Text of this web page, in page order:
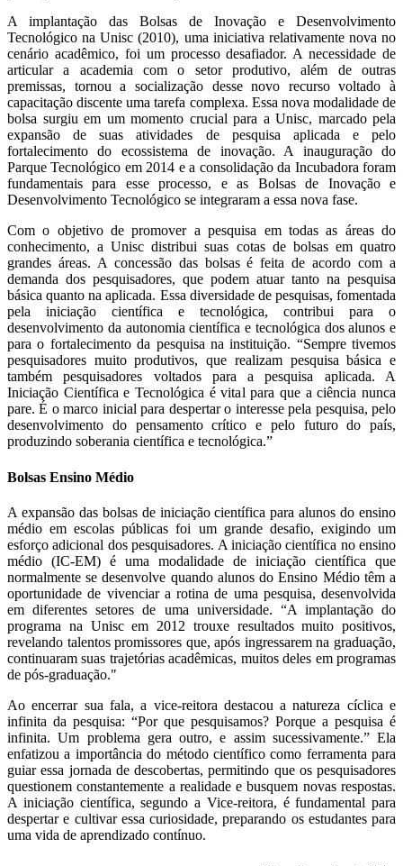
A implantação das Bolsas de Inovação e Desenvolvimento
Tecnológico na Unisc (2010), uma iniciativa relativamente nova no
cenário acadêmico, foi um processo desafiador. A necessidade de
articular a academia com o setor produtivo, além de outras
premissas, tornou a socialização desse novo recurso voltado à
capacitação discente uma tarefa complexa. Essa nova modalidade de
bolsa surgiu em um momento crucial para a Unisc, marcado pela
expansão de suas atividades de pesquisa aplicada e pelo
fortalecimento do ecossistema de inovação. A inauguração do
Parque Tecnológico em 2014 e a consolidação da Incubadora foram
fundamentais para esse processo, e as Bolsas de Inovação e
Desenvolvimento Tecnológico se integraram a essa nova fase.
Com o objetivo de promover a pesquisa em todas as áreas do
conhecimento, a Unisc distribui suas cotas de bolsas em quatro
grandes áreas. A concessão das bolsas é feita de acordo com a
demanda dos pesquisadores, que podem atuar tanto na pesquisa
básica quanto na aplicada. Essa diversidade de pesquisas, fomentada
pela iniciação científica e tecnológica, contribui para o
desenvolvimento da autonomia científica e tecnológica dos alunos e
para o fortalecimento da pesquisa na instituição. “Sempre tivemos
pesquisadores muito produtivos, que realizam pesquisa básica e
também pesquisadores voltados para a pesquisa aplicada. A
Iniciação Científica e Tecnológica é vital para que a ciência nunca
pare. É o marco inicial para despertar o interesse pela pesquisa, pelo
desenvolvimento do pensamento crítico e pelo futuro do país,
produzindo soberania científica e tecnológica.”
Bolsas Ensino Médio
A expansão das bolsas de iniciação científica para alunos do ensino
médio em escolas públicas foi um grande desafio, exigindo um
esforço adicional dos pesquisadores. A iniciação científica no ensino
médio (IC-EM) é uma modalidade de iniciação científica que
normalmente se desenvolve quando alunos do Ensino Médio têm a
oportunidade de vivenciar a rotina de uma pesquisa, desenvolvida
em diferentes setores de uma universidade. “A implantação do
programa na Unisc em 2012 trouxe resultados muito positivos,
revelando talentos promissores que, após ingressarem na graduação,
continuaram suas trajetórias acadêmicas, muitos deles em programas
de pós-graduação."
Ao encerrar sua fala, a vice-reitora destacou a natureza cíclica e
infinita da pesquisa: “Por que pesquisamos? Porque a pesquisa é
infinita. Um problema gera outro, e assim sucessivamente.” Ela
enfatizou a importância do método científico como ferramenta para
guiar essa jornada de descobertas, permitindo que os pesquisadores
questionem constantemente a realidade e busquem novas respostas.
A iniciação científica, segundo a Vice-reitora, é fundamental para
despertar e cultivar essa curiosidade, preparando os estudantes para
uma vida de aprendizado contínuo.